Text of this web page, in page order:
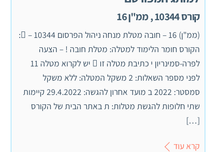
קורס 10344 , ממ"ן 16
(ממ"ן) 16 – חובה מטלת מנחה ניהול הפרסום  – 10344:
הקורס חומר הלימוד למטלה: מטלת חובה ! – הצעה
לפרה-סמינריון י כתיבת מטלה זו  יש לקרוא מטלה 11
לפני מספר השאלות: 2 משקל המטלה: ללא משקל
סמסטר: 2022 ב מועד אחרון להגשה: 29.4.2022 קיימות
שתי חלופות להגשת מטלות: ת באתר הבית של הקורס
[…]
קרא עוד